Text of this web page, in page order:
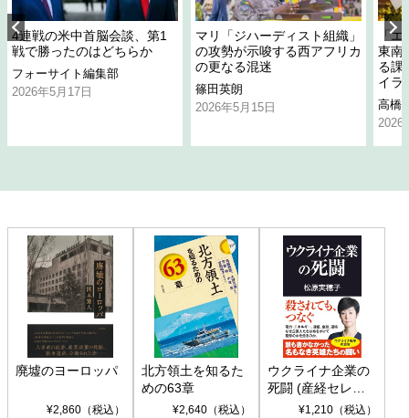
4連戦の米中首脳会談、第1
戦で勝ったのはどちらか
フォーサイト編集部
2026年5月17日
マリ「ジハーディスト組織」
の攻勢が示唆する西アフリカ
の更なる混迷
篠田英朗
2026年5月15日
「
東南
る課
イラ
高橋
2026
廃墟のヨーロッパ
¥2,860（税込）
北方領土を知るた
めの63章
¥2,640（税込）
ウクライナ企業の
死闘 (産経セレク
ト S 039)¥1,210（税込）